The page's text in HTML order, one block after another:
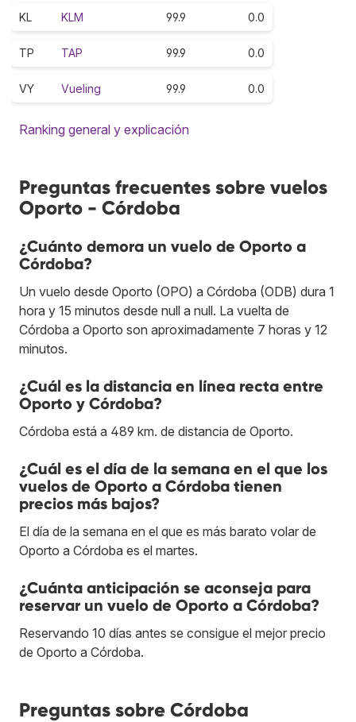
KL KLM 99.9 0.0
TP TAP 99.9 0.0
VY Vueling 99.9 0.0
Ranking general y explicación
Preguntas frecuentes sobre vuelos
Oporto - Córdoba
¿Cuánto demora un vuelo de Oporto a
Córdoba?
Un vuelo desde Oporto (OPO) a Córdoba (ODB) dura 1
hora y 15 minutos desde null a null. La vuelta de
Córdoba a Oporto son aproximadamente 7 horas y 12
minutos.
¿Cuál es la distancia en línea recta entre
Oporto y Córdoba?
Córdoba está a 489 km. de distancia de Oporto.
¿Cuál es el día de la semana en el que los
vuelos de Oporto a Córdoba tienen
precios más bajos?
El día de la semana en el que es más barato volar de
Oporto a Córdoba es el martes.
¿Cuánta anticipación se aconseja para
reservar un vuelo de Oporto a Córdoba?
Reservando 10 días antes se consigue el mejor precio
de Oporto a Córdoba.
Preguntas sobre Córdoba